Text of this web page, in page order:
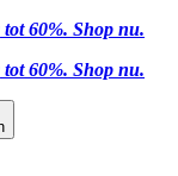
60%. Shop nu.
60%. Shop nu.